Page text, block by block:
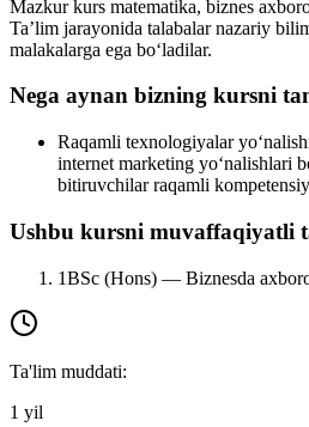
Mazkur kurs matematika, biznes
Ta’lim jarayonida talabalar nazariy
malakalarga ega bo‘ladilar.
Nega aynan bizning kursni
Raqamli texnologiyalar
internet marketing yo‘nalishlari
bitiruvchilar raqamli
Ushbu kursni muvaffaqiyatli
1BSc (Hons) — Biznesda
Ta'lim muddati:
1 yil